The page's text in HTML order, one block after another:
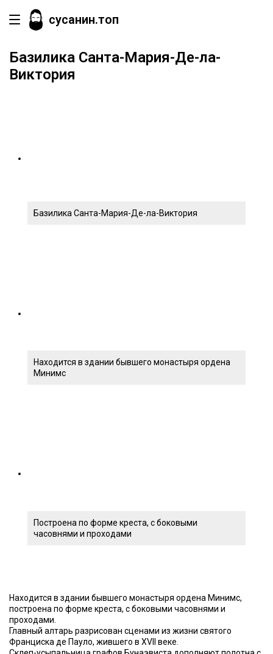
сусанин.топ
Базилика Санта-Мария-Де-ла-
Виктория
Базилика Санта-Мария-Де-ла-Виктория
Находится в здании бывшего монастыря ордена
Минимс
Построена по форме креста, с боковыми
часовнями и проходами
Находится в здании бывшего монастыря ордена Минимс,
построена по форме креста, с боковыми часовнями и
проходами.
Главный алтарь разрисован сценами из жизни святого
Франциска де Пауло, жившего в XVII веке.